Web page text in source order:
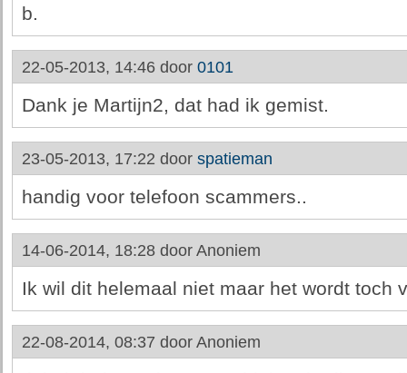
b.
22-05-2013, 14:46 door 0101
Dank je Martijn2, dat had ik gemist.
23-05-2013, 17:22 door spatieman
handig voor telefoon scammers..
14-06-2014, 18:28 door Anoniem
Ik wil dit helemaal niet maar het wordt toch
22-08-2014, 08:37 door Anoniem